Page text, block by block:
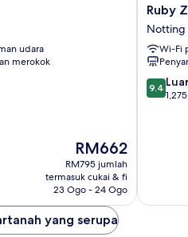
udara
merokok
Harga
ialah
RM662
RM662
RM795 jumlah
termasuk cukai & fi
23 Ogo - 24 Ogo
Ruby
Zoe
Hotel
London
by
IHG
Notting
Ruby
Notting
Wi-Fi
9.4
9.4
yang serupa